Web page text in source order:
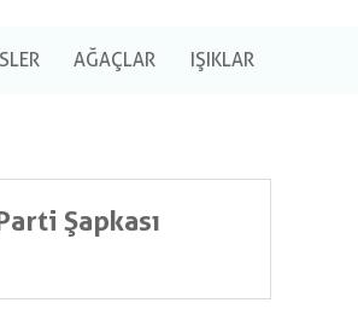
AĞAÇLAR IŞIKLAR
Şapkası